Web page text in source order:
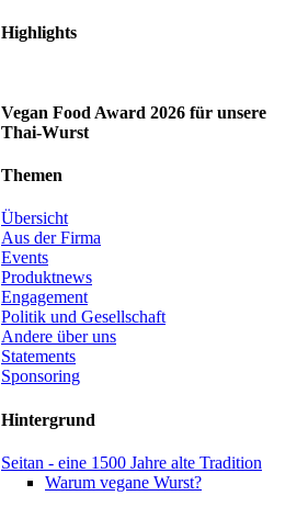
Highlights
Vegan Food Award 2026 für unsere
Thai-Wurst
Themen
Übersicht
Aus der Firma
Events
Produktnews
Engagement
Politik und Gesellschaft
Andere über uns
Statements
Sponsoring
Hintergrund
Seitan - eine 1500 Jahre alte Tradition
Warum vegane Wurst?